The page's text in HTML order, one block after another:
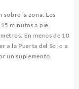
sobre la zona. Los
minutos a pie.
En menos de 10
a la Puerta del Sol o a
un suplemento.